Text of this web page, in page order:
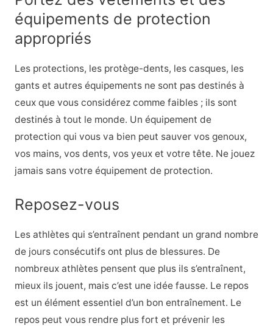
équipements de protection
appropriés
Les protections, les protège-dents, les casques, les
gants et autres équipements ne sont pas destinés à
ceux que vous considérez comme faibles ; ils sont
destinés à tout le monde. Un équipement de
protection qui vous va bien peut sauver vos genoux,
vos mains, vos dents, vos yeux et votre tête. Ne jouez
jamais sans votre équipement de protection.
Reposez-vous
Les athlètes qui s’entraînent pendant un grand nombre
de jours consécutifs ont plus de blessures. De
nombreux athlètes pensent que plus ils s’entraînent,
mieux ils jouent, mais c’est une idée fausse. Le repos
est un élément essentiel d’un bon entraînement. Le
repos peut vous rendre plus fort et prévenir les